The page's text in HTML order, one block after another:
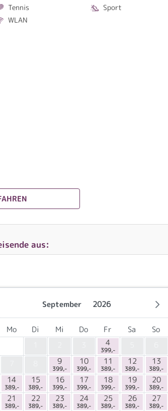
Tennis
Sport
WLAN
aus:
September 2026
Mo Di Mi Do Fr Sa
So
4
399,-
9
399,-
10
399,-
11
389,-
12
389,-
13
389,-
14
389,-
15
389,-
16
399,-
17
399,-
18
399,-
19
399,-
20
389,-
21
389,-
22
389,-
23
389,-
24
389,-
25
389,-
26
389,-
27
389,-